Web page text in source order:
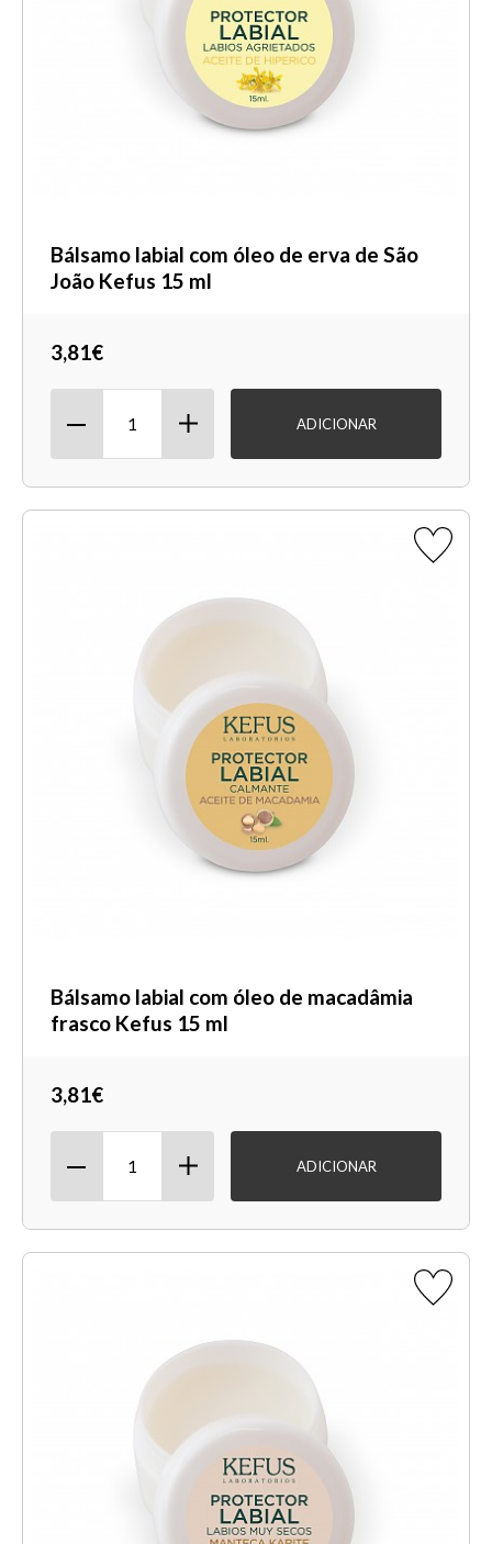
Bálsamo labial com óleo de erva de São
João Kefus 15 ml
3,81€
ADICIONAR
Bálsamo labial com óleo de macadâmia
frasco Kefus 15 ml
3,81€
ADICIONAR